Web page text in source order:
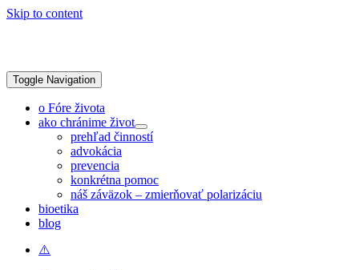
Skip to content
Toggle Navigation
o Fóre života
ako chránime život
prehľad činností
advokácia
prevencia
konkrétna pomoc
náš záväzok – zmierňovať polarizáciu
bioetika
blog